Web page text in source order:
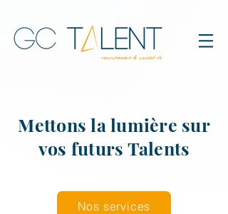
Mettons la lumière sur
vos futurs Talents
Nos services